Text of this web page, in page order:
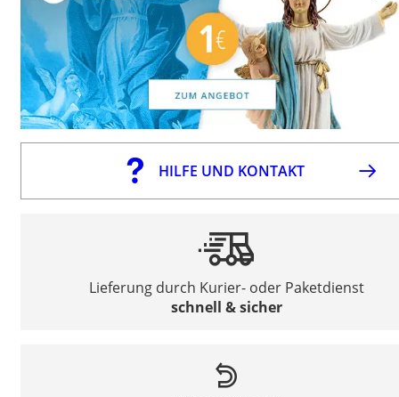
HILFE UND KONTAKT
Lieferung durch Kurier- oder Paketdienst
schnell & sicher